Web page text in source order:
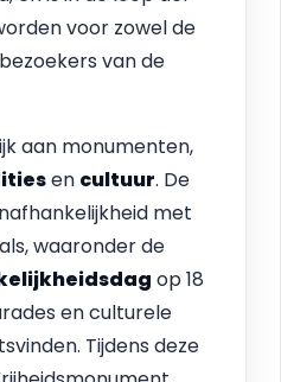
voor zowel de
van de
aan monumenten,
en cultuur. De
met
waaronder de
op 18
en culturele
Tijdens deze